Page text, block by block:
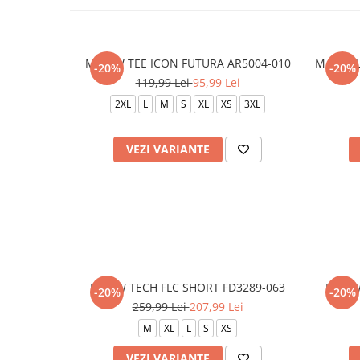
-20%
M NSW TEE ICON FUTURA AR5004-010
119,99 Lei95,99 Lei
2XL L M S XL XS 3XL
VEZI VARIANTE
-20%
M NK
-20%
B NSW TECH FLC SHORT FD3289-063
259,99 Lei207,99 Lei
M XL L S XS
-20%
B